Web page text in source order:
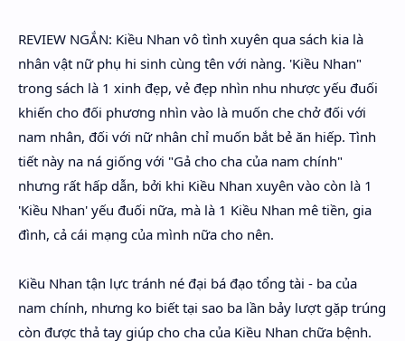
REVIEW NGẮN: ​Kiều Nhan vô tình xuyên qua sách kia là
nhân vật nữ phụ hi sinh cùng tên với nàng. 'Kiều Nhan"
trong sách là 1 xinh đẹp, vẻ đẹp nhìn nhu nhược yếu đuối
khiến cho đối phương nhìn vào là muốn che chở đối với
nam nhân, đối với nữ nhân chỉ muốn bắt bẻ ăn hiếp. Tình
tiết này na ná giống với "Gả cho cha của nam chính"
nhưng rất hấp dẫn, bởi khi Kiều Nhan xuyên vào còn là 1
'Kiều Nhan' yếu đuối nữa, mà là 1 Kiều Nhan mê tiền, gia
đình, cả cái mạng của mình nữa cho nên.
Kiều Nhan tận lực tránh né đại bá đạo tổng tài - ba của
nam chính, nhưng ko biết tại sao ba lần bảy lượt gặp trúng
còn được thả tay giúp cho cha của Kiều Nhan chữa bệnh.